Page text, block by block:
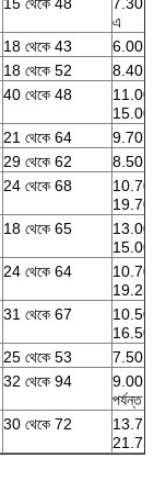
এ
18 থেকে 43
6.00
18 থেকে 52
8.40
40 থেকে 48
11.00
15.00
21 থেকে 64
9.70
29 থেকে 62
8.50
24 থেকে 68
10.70
19.70
18 থেকে 65
13.00
15.00
24 থেকে 64
10.70
19.25
31 থেকে 67
10.50
16.50
25 থেকে 53
7.50
32 থেকে 94
9.00
পর্যন্ত
30 থেকে 72
13.75
21.75